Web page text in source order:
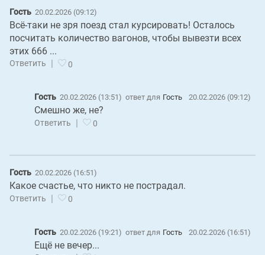
Гость 20.02.2026 (09:12)
Всё-таки не зря поезд стал курсировать! Осталось
посчитать количество вагонов, чтобы вывезти всех
этих 666 ...
Ответить 0
Гость 20.02.2026 (13:51) ответ для Гость 20.02.2026 (09:12)
Смешно же, не?
Ответить | 0
Гость 20.02.2026 (16:51)
Какое счастье, что никто не пострадал.
Ответить | 0
Гость 20.02.2026 (19:21) ответ для Гость 20.02.2026 (16:51)
Ещё не вечер...